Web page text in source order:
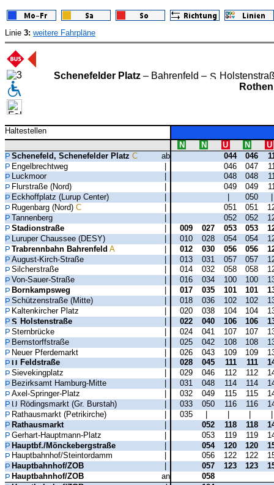
Linie 3: weitere Fahrpläne
Schenefelder Platz– Bahrenfeld –
Haltestellen
N
N U N
U
Schenefeld, Schenefelder Platz C ab 044 046
Engelbrechtweg
| 046 047
Luckmoor
048 048
Flurstraße (Nord)
049 049
Eckhoffplatz (Lurup Center)
050
Rugenbarg (Nord)C 051 051
Tannenberg
052 052
Stadionstraße
009 027 053 053
Luruper Chaussee (DESY)
010 028 054 054
Trabrennbahn Bahrenfeld A | 012 030 056 056
August-Kirch-Straße
| 013 031 057 057
Silcherstraße
014 032 058 058
Von-Sauer-Straße
016 034 100 100
Bornkampsweg
017 035 101 101
Schützenstraße (Mitte)
018 036 102 102
Kaltenkircher Platz
020 038 104 104
Holstenstraße
022 040 106 106
Sternbrücke
024 041 107 107
Bernstorffstraße
| 025 042 108 108
Neuer Pferdemarkt
| 026 043 109 109
Feldstraße
028 045 111 111
Sievekingplatz
029 046 112 112
Bezirksamt Hamburg-Mitte
031 048 114 114
Axel-Springer-Platz
032 049 115 115
Rödingsmarkt (Gr. Burstah)
033 050 116 116
Rathausmarkt (Petrikirche)
035
Rathausmarkt
052 118 118
Gerhart-Hauptmann-Platz
| 053 119 119
Hauptbf./Mönckebergstraße
| 054 120 120
Hauptbahnhof/Steintordamm
056 122 122
Hauptbahnhof/ZOB
057 123 123
Hauptbahnhof/ZOB
an
058